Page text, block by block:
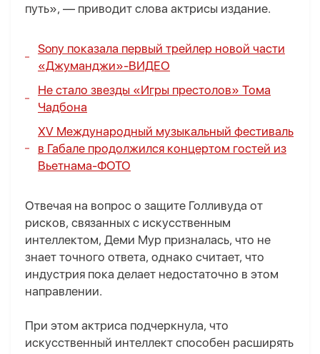
путь», — приводит слова актрисы издание.
Sony показала первый трейлер новой части
«Джуманджи»-ВИДЕО
Не стало звезды «Игры престолов» Тома
Чадбона
XV Международный музыкальный фестиваль
в Габале продолжился концертом гостей из
Вьетнама-ФОТО
Отвечая на вопрос о защите Голливуда от
рисков, связанных с искусственным
интеллектом, Деми Мур призналась, что не
знает точного ответа, однако считает, что
индустрия пока делает недостаточно в этом
направлении.
При этом актриса подчеркнула, что
искусственный интеллект способен расширять